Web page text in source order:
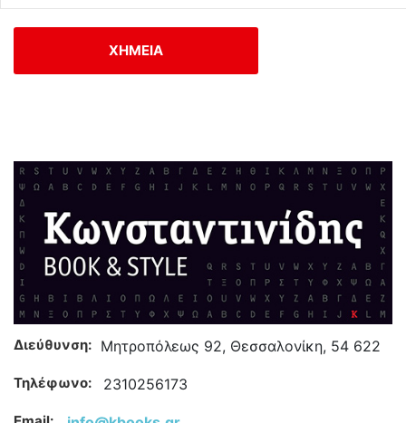
ΧΗΜΕΙΑ
Διεύθυνση: Μητροπόλεως 92, Θεσσαλονίκη, 54 622
Τηλέφωνο: 2310256173